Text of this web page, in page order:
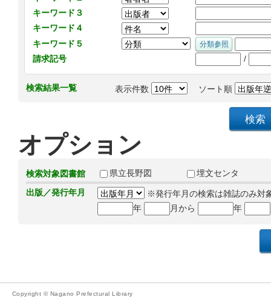
キーワード３
キーワード４
キーワード５
請求記号
/
検索結果一覧 表示件数 ソート順
オプション
検索対象図書館 県立長野図
埋文センタ
出版／発行年月
※発行年月の検索は雑誌のみ対
年
月から 年
Copyright © Nagano Prefectural Library